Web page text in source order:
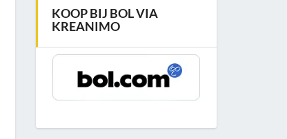
KOOP BIJ BOL VIA
KREANIMO